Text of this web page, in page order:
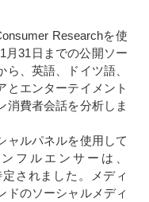
Researchを使
月31日までの公開ソー
、英語、ドイツ語、
とエンターテイメント
消費者会話を分析しま
ャルパネルを使用して
フルエンサーは、
されました。メディ
ドのソーシャルメディ